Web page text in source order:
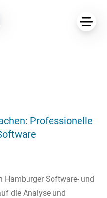
Professionelle
Hamburger Software- und
die Analyse und